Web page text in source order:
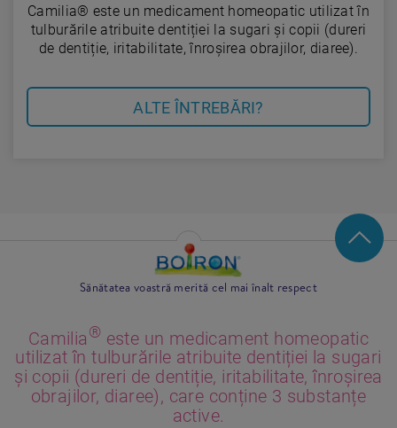
Camilia® este un medicament homeopatic utilizat în
tulburările atribuite dentiției la sugari și copii (dureri
de dentiție, iritabilitate, înroșirea obrajilor, diaree).
ALTE ÎNTREBĂRI?
Sănătatea voastră merită cel mai înalt respect
Camilia® este un medicament homeopatic
utilizat în tulburările atribuite dentiției la sugari
și copii (dureri de dentiție, iritabilitate, înroșirea
obrajilor, diaree), care conține 3 substanțe
active.